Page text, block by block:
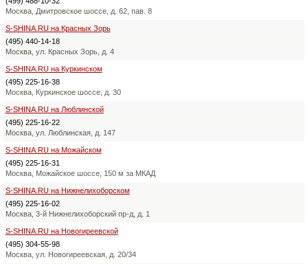
Москва, Дмитровское шоссе, д. 62, пав. 8
S-SHINA.RU на Красных Зорь
(495) 440-14-18
Москва, ул. Красных Зорь, д. 4
S-SHINA.RU на Куркинском
(495) 225-16-38
Москва, Куркинское шоссе, д. 30
S-SHINA.RU на Люблинской
(495) 225-16-22
Москва, ул. Люблинская, д. 147
S-SHINA.RU на Можайском
(495) 225-16-31
Москва, Можайское шоссе, 150 м за МКАД
S-SHINA.RU на Нижнелихоборском
(495) 225-16-02
Москва, 3-й Нижнелихоборский пр-д, д. 1
S-SHINA.RU на Новогиреевской
(495) 304-55-98
Москва, ул. Новогиреевская, д. 20/34